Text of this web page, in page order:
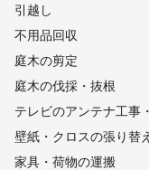
引越し
不用品回収
庭木の剪定
庭木の伐採・抜根
テレビのアンテナ工事
壁紙・クロスの張り替え
家具・荷物の運搬